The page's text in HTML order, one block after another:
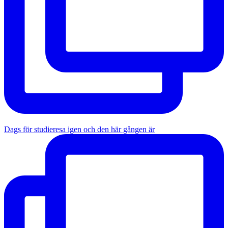
Dags för studieresa igen och den här gången är